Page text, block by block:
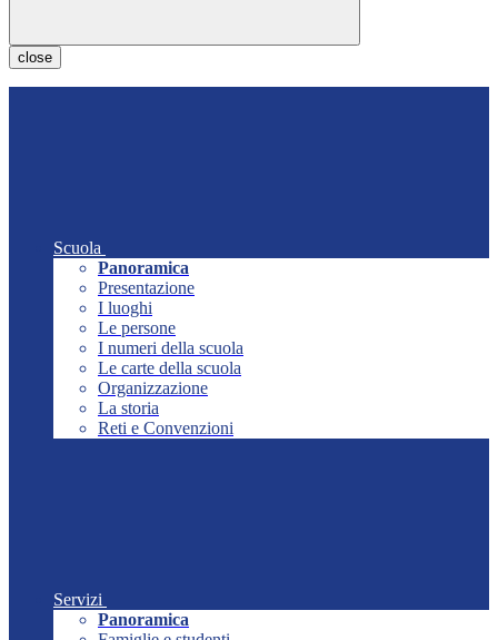
close
Scuola
Panoramica
Presentazione
I luoghi
Le persone
I numeri della scuola
Le carte della scuola
Organizzazione
La storia
Reti e Convenzioni
Servizi
Panoramica